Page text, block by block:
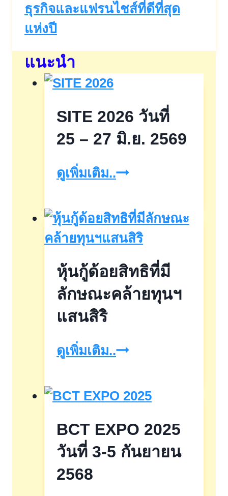
ธุรกิจและแฟรนไชส์ที่ดีที่สุด
แห่งปี
แนะนำ
SITE 2026 วันที่
25 – 27 มิ.ย. 2569
ดูเพิ่มเติม..SITE
วัน
ที่
–
27
หุ้นกู้ด้อยสิทธิที่มี
ลักษณะคล้ายทุนฯ
แสนสิริ
ดูเพิ่มเติม..หุ้น
ด้อย
ที่
มี
BCT EXPO 2025
วันที่ 3-5 กันยายน
2568